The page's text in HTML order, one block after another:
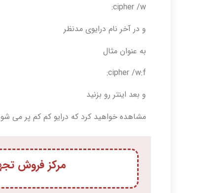
cipher /w:
و در آخر نام درایوی مدنظر
به عنوان مثال
cipher /w:f:
و بعد اینتر رو بزنید
مشاهده خواهید کرد که درایو کم کم پر می
مرکز فروش